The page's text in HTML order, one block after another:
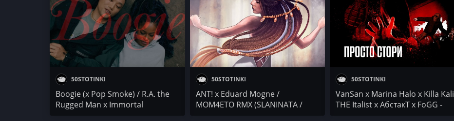
50STOTINKI
Boogie (x Pop Smoke) / R.A. the
Rugged Man x Immortal
50STOTINKI
ANT! x Eduard Mogne /
MOM4ETO RMX (SLANINATA /
50STOTINKI
VanSan x Marina Halo x Killa Kali
THE Italist x АбстакТ x FoGG -